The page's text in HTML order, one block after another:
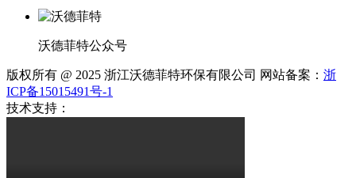
沃德菲特公众号
版权所有 @ 2025 浙江沃德菲特环保有限公司 网站备案： 浙
ICP备15015491号-1
技术支持：